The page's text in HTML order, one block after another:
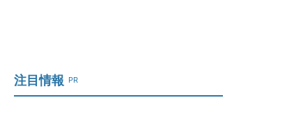
注目情報 PR